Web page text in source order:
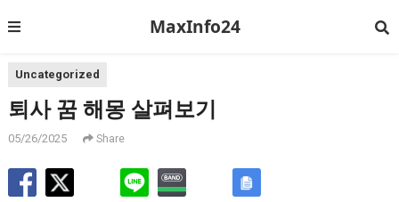
MaxInfo24
Uncategorized
퇴사 꿈 해몽 살펴보기
05/26/2025 Share